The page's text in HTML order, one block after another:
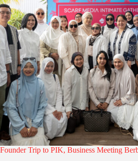
Founder Trip to PIK, Business Meeting